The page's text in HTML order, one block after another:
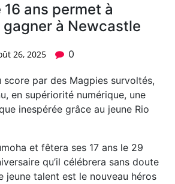
ans permet à
à Newcastle
26, 2025 0
score par des Magpies survoltés,
en supériorité numérique, une
inespérée grâce au jeune Rio
et fêtera ses 17 ans le 29
qu’il célébrera sans doute
jeune talent est le nouveau héros